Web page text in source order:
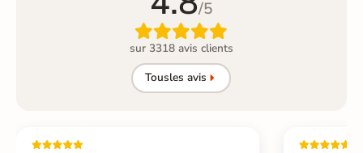
/5

sur 3318 avis clients
Tousles avis